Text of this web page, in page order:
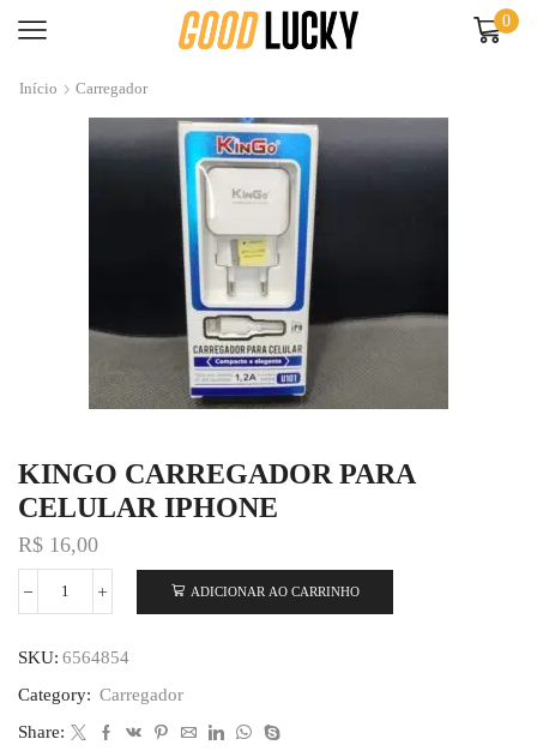
0
Início Carregador
KINGO CARREGADOR PARA
CELULAR IPHONE
R$ 16,00
ADICIONAR AO CARRINHO
SKU: 6564854
Category: Carregador
Share: